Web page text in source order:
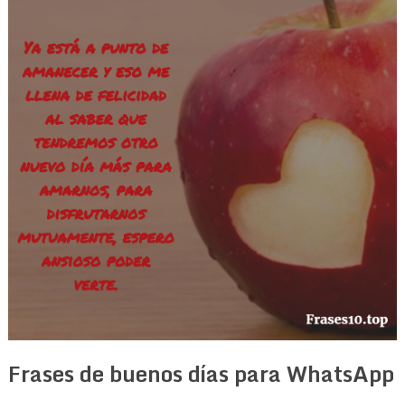
Frases de buenos días para WhatsApp